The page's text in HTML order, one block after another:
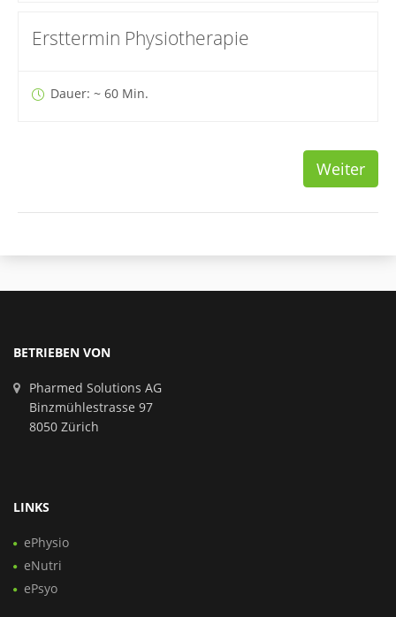
Ersttermin Physiotherapie
Dauer: ~ 60 Min.
Weiter
BETRIEBEN VON
Pharmed Solutions AG
Binzmühlestrasse 97
8050 Zürich
LINKS
ePhysio
eNutri
ePsyo